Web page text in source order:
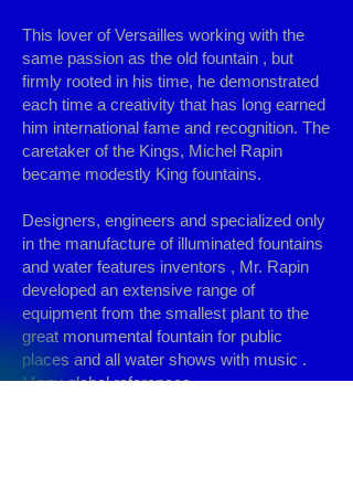
This lover of Versailles working with the
same passion as the old fountain , but
firmly rooted in his time, he demonstrated
each time a creativity that has long earned
him international fame and recognition. The
caretaker of the Kings, Michel Rapin
became modestly King fountains.
Designers, engineers and specialized only
in the manufacture of illuminated fountains
and water features inventors , Mr. Rapin
developed an extensive range of
equipment from the smallest plant to the
great monumental fountain for public
places and all water shows with music .
Many global references.